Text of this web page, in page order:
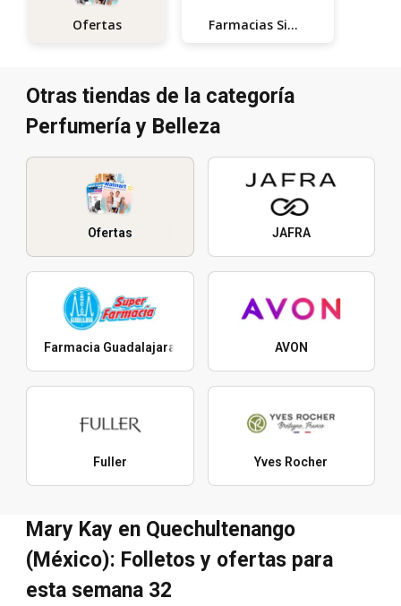
Ofertas Farmacias Similares
Otras tiendas de la categoría
Perfumería y Belleza
Ofertas JAFRA
Farmacia Guadalajara AVON
Fuller Yves Rocher
Mary Kay en Quechultenango
(México): Folletos y ofertas para
esta semana 32